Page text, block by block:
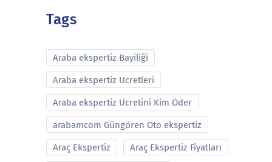
Tags
Araba ekspertiz Bayiliği
Araba ekspertiz Ucretleri
Araba ekspertiz Ücretini Kim Öder
arabamcom Güngören Oto ekspertiz
Araç Ekspertiz Araç Ekspertiz Fiyatları